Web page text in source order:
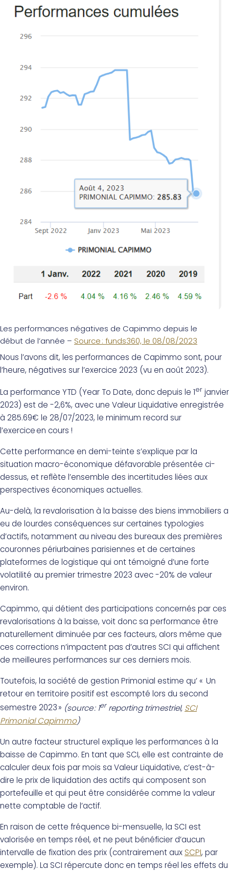
Les performances négatives de Capimmo depuis le
début de l’année – Source : funds360, le 08/08/2023
Nous l’avons dit, les performances de Capimmo sont, pour
l’heure, négatives sur l’exercice 2023 (vu en août 2023).
La performance YTD (Year To Date, donc depuis le 1er janvier
2023) est de -2,6%, avec une Valeur Liquidative enregistrée
à 285.69€ le 28/07/2023, le minimum record sur
l’exercice en cours !
Cette performance en demi-teinte s’explique par la
situation macro-économique défavorable présentée ci-
dessus, et reflète l’ensemble des incertitudes liées aux
perspectives économiques actuelles.
Au-delà, la revalorisation à la baisse des biens immobiliers a
eu de lourdes conséquences sur certaines typologies
d’actifs, notamment au niveau des bureaux des premières
couronnes périurbaines parisiennes et de certaines
plateformes de logistique qui ont témoigné d’une forte
volatilité au premier trimestre 2023 avec -20% de valeur
environ.
Capimmo, qui détient des participations concernés par ces
revalorisations à la baisse, voit donc sa performance être
naturellement diminuée par ces facteurs, alors même que
ces corrections n’impactent pas d’autres SCI qui affichent
de meilleures performances sur ces derniers mois.
Toutefois, la société de gestion Primonial estime qu’ « Un
retour en territoire positif est escompté lors du second
semestre 2023 » (source : 1erreporting trimestriel, SCI
Primonial Capimmo)
Un autre facteur structurel explique les performances à la
baisse de Capimmo. En tant que SCI, elle est contrainte de
calculer deux fois par mois sa Valeur Liquidative, c’est-à-
dire le prix de liquidation des actifs qui composent son
portefeuille et qui peut être considérée comme la valeur
nette comptable de l’actif.
En raison de cette fréquence bi-mensuelle, la SCI est
valorisée en temps réel, et ne peut bénéficier d’aucun
intervalle de fixation des prix (contrairement aux SCPI, par
exemple). La SCI répercute donc en temps réel les effets du